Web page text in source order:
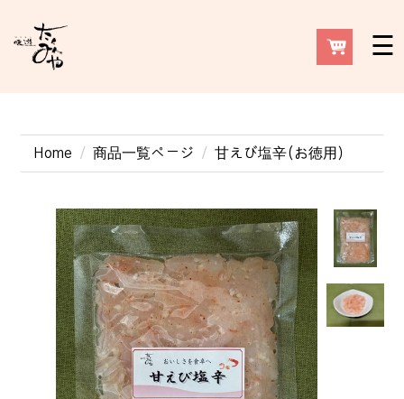
☰
Home 商品一覧ページ 甘えび塩辛(お徳用）